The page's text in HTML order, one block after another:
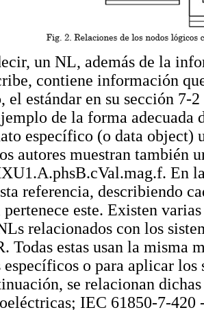
un NL, además de la
contiene información
el estándar en su sección 7-
de la forma adecuada
específico (o data object)
autores muestran también
En
referencia, describiendo
pertenece este. Existen
relacionados con los
Todas estas usan la misma
o para aplicar
se relacionan
IEC 61850-7-420